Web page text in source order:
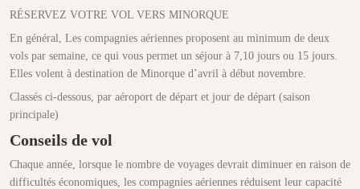
RÉSERVEZ VOTRE VOL VERS MINORQUE
En général, Les compagnies aériennes proposent au minimum de deux
vols par semaine, ce qui vous permet un séjour à 7,10 jours ou 15 jours.
Elles volent à destination de Minorque d’avril à début novembre.
Classés ci-dessous, par aéroport de départ et jour de départ (saison
principale)
Conseils de vol
Chaque année, lorsque le nombre de voyages devrait diminuer en raison de
difficultés économiques, les compagnies aériennes réduisent leur capacité